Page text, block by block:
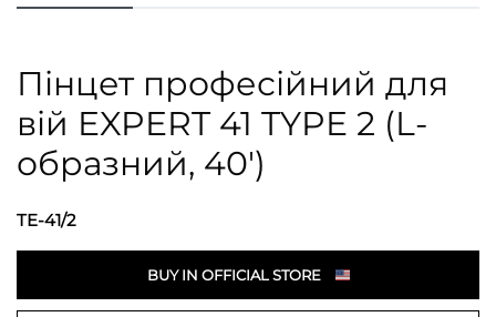
Пінцет професійний для
вій EXPERT 41 TYPE 2 (L-
образний, 40′)
TE-41/2
BUY IN OFFICIAL STORE